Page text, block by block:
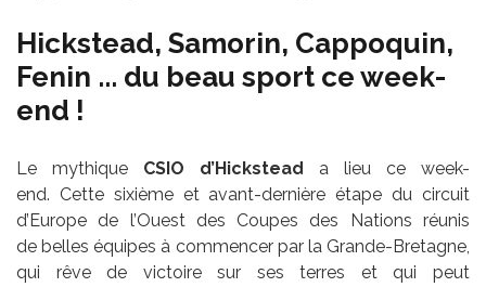
Hickstead, Samorin, Cappoquin,
Fenin ... du beau sport ce week-
end !
Le mythique CSIO d’Hickstead a lieu ce week-
end. Cette sixième et avant-dernière étape du circuit
d’Europe de l’Ouest des Coupes des Nations réunis
de belles équipes à commencer par la Grande-Bretagne,
qui rêve de victoire sur ses terres et qui peut